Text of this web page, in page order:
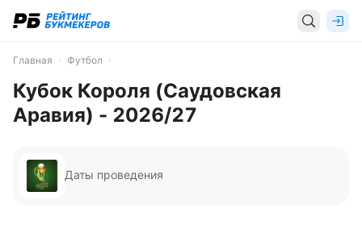
Главная Футбол
Кубок Короля (Саудовская
Аравия) - 2026/27
Даты проведения